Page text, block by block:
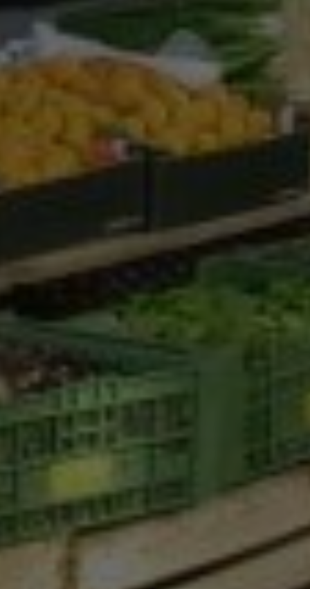
Marketing
Marketing Cookies werden von Drittanbietern oder
Publishern verwendet, um personalisierte
Besucher über Websites hinweg verfolgen.
Externe Medien
Wenn Cookies von externen Medien akzeptiert
werden, bedarf der Zugriff auf externe Inhalte
keiner manuellen Zustimmung mehr.
Google Maps